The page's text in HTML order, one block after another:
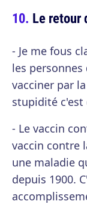
Le retour
- Je me fous
les
vacciner par
stupidité c'est
- Le vaccin
vaccin contre
une maladie
depuis 1900.